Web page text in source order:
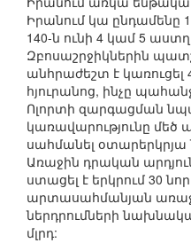
Իրանում կա ընդամենը
140-ն ունի 4 կամ 5
Զբոսաշրջիկներին
անհրաժեշտ է
հյուրանոց, ինչը
Ոլորտի զարգացման
կառավարությունը մեծ
սահմանել օտարերկրյա
Առաջին դրական
ստացել է երկրում 30
արտասահմանյան
ներդրումների
մլրդ: